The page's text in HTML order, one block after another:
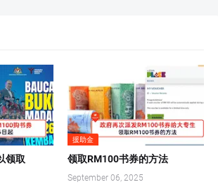
领取
援助金
领取RM100书券的方法
September 06, 2025